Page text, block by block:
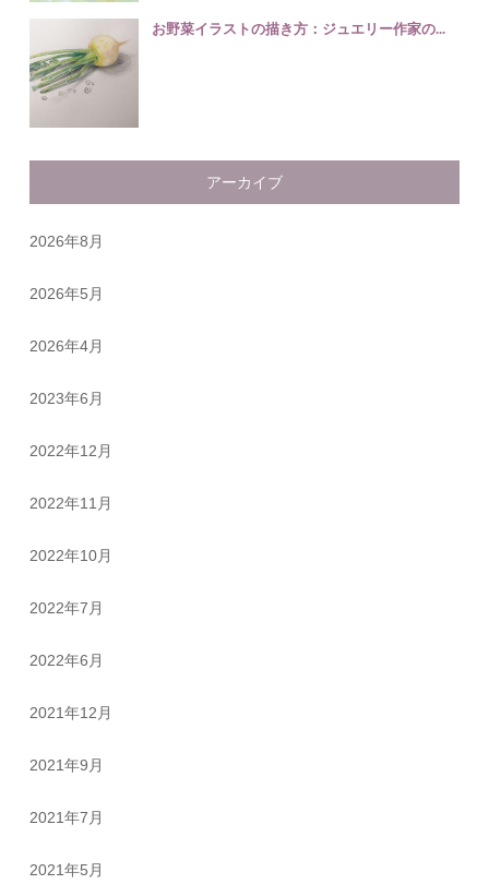
お野菜イラストの描き方：ジュエリー作家の...
アーカイブ
2026年8月
2026年5月
2026年4月
2023年6月
2022年12月
2022年11月
2022年10月
2022年7月
2022年6月
2021年12月
2021年9月
2021年7月
2021年5月